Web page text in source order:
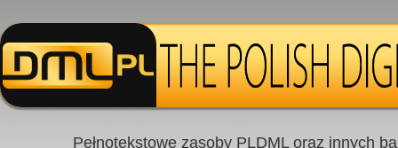
Pełnotekstowe zasoby PLDML oraz innych